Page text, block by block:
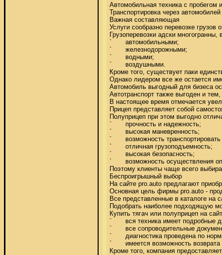
Автомобильная техника с пробегом
Транспортировка через
Важная составляющая
Услуги сообразно перевозке
Грузоперевозки адски
`	автомобильными;
`	железнодорожными;
`	водными;
`	воздушными.
Кроме того, существует паки
Однако лидером все же остается
Автомобиль выгодный для бизеса
Автотранспорт также выгоден и
В настоящее время отмечается
Прицеп представляет собой
Полуприцеп при этом выгодно
`	прочность и надежность;
`	высокая маневренность;
`	возможность транспортировать различные виды грузов;
`	отличная грузоподъемность;
`	высокая безопасность;
`	возможность осуществления оперативных доставок и т.д.
Поэтому клиенты чаще всего
Беспроигрышный выбор
На сайте pro.auto предлагают
Основная цель фирмы pro.auto -
Все представленные в каталоге на
Подобрать наиболее подходящую
Купить тягач или полуприцеп на
`	вся техника имеет подробные диагностические карты;
`	все сопроводительные документы юридически чистые;
`	диагностика проведена по нормативам заводов - изготовителей;
`	имеется возможность возврата без указания причин.
Кроме того, компания